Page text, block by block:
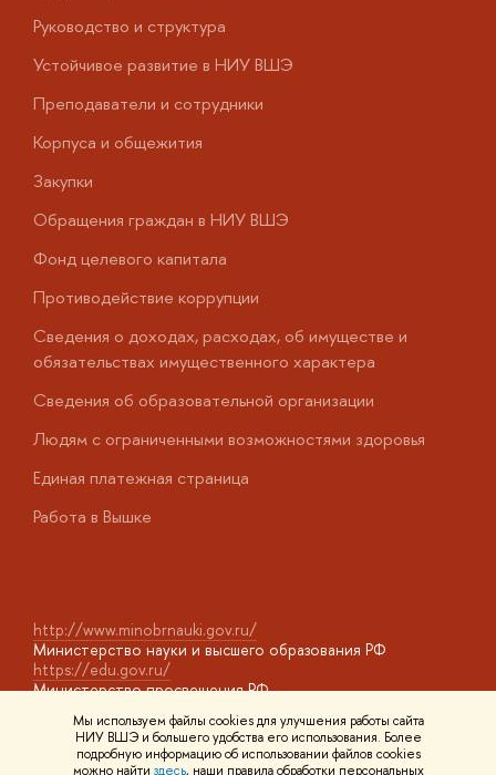
Мы используем файлы cookies для улучшения работы сайта
НИУ ВШЭ и большего удобства его использования. Более
подробную информацию об использовании файлов cookies
можно найти здесь, наши правила обработки персональных
Руководство и структура
Устойчивое развитие в НИУ ВШЭ
Преподаватели и сотрудники
Корпуса и общежития
Закупки
Обращения граждан в НИУ ВШЭ
Фонд целевого капитала
Противодействие коррупции
Сведения о доходах, расходах, об имуществе и
обязательствах имущественного характера
Сведения об образовательной организации
Людям с ограниченными возможностями здоровья
Единая платежная страница
Работа в Вышке
http://www.minobrnauki.gov.ru/
Министерство науки и высшего образования РФ
https://edu.gov.ru/
Министерство просвещения РФ
Массовые открытые онлайн-курсы